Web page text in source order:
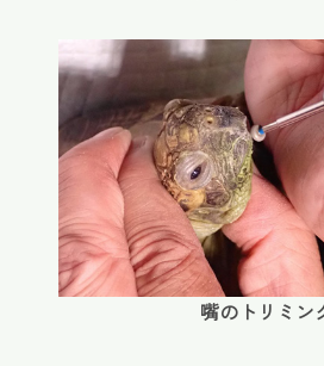
嘴のトリミン